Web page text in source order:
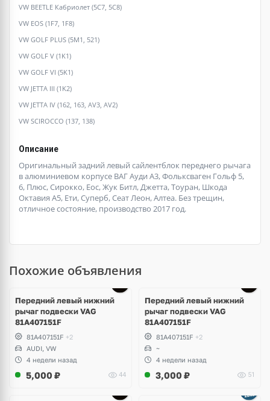
VW BEETLE Кабриолет (5C7, 5C8)
VW EOS (1F7, 1F8)
VW GOLF PLUS (5M1, 521)
VW GOLF V (1K1)
VW GOLF VI (5K1)
VW JETTA III (1K2)
VW JETTA IV (162, 163, AV3, AV2)
VW SCIROCCO (137, 138)
Описание
Оригинальный задний левый сайлентблок переднего рычага
в алюминиевом корпусе ВАГ Ауди А3, Фольксваген Гольф 5,
6, Плюс, Сирокко, Еос, Жук Битл, Джетта, Тоуран, Шкода
Октавия А5, Ети, Суперб, Сеат Леон, Алтеа. Без трещин,
отличное состояние, производство 2017 год.
Похожие объявления
Передний левый нижний
рычаг подвески VAG
81A407151F
81A407151F +2
AUDI, VW
4 недели назад
5,000 ₽ 44
Передний левый нижний
рычаг подвески VAG
81A407151F
81A407151F +2
~
4 недели назад
3,000 ₽ 51